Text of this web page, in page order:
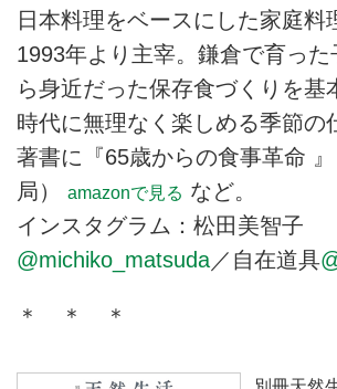
日本料理をベースにした家庭料
1993年より主宰。鎌倉で育っ
ら身近だった保存食づくりを基
時代に無理なく楽しめる季節の
著書に『65歳からの食事革命
局）
amazonで見る など。
インスタグラム：松田美智子
@michiko_matsuda／自在道具
＊ ＊ ＊